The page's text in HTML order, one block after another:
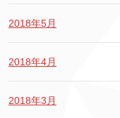
2018年5月
2018年4月
2018年3月